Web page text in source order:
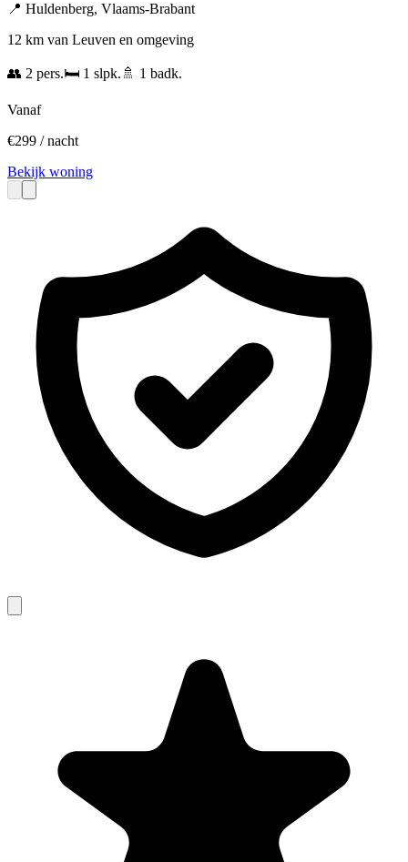
📍 Huldenberg, Vlaams-Brabant
12 km van Leuven en omgeving
👥 2 pers.🛏️ 1 slpk. 🚿 1 badk.
Vanaf
€299 / nacht
Bekijk woning